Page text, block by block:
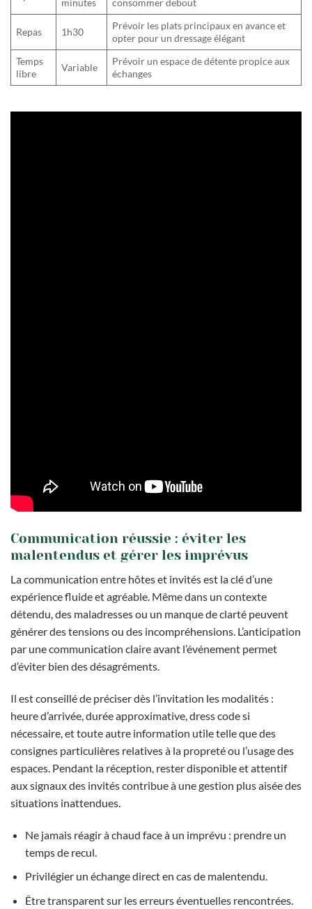
minutes consommer debout
Repas 1h30
Prévoir les plats principaux en avance et
opter pour un dressage élégant
Temps
libre
Variable
Prévoir un espace de détente propice aux
échanges
Communication réussie : éviter les
malentendus et gérer les imprévus
La communication entre hôtes et invités est la clé d’une
expérience fluide et agréable. Même dans un contexte
détendu, des maladresses ou un manque de clarté peuvent
générer des tensions ou des incompréhensions. L’anticipation
par une communication claire avant l’événement permet
d’éviter bien des désagréments.
Il est conseillé de préciser dès l’invitation les modalités :
heure d’arrivée, durée approximative, dress code si
nécessaire, et toute autre information utile telle que des
consignes particulières relatives à la propreté ou l’usage des
espaces. Pendant la réception, rester disponible et attentif
aux signaux des invités contribue à une gestion plus aisée des
situations inattendues.
Ne jamais réagir à chaud face à un imprévu : prendre un
temps de recul.
Privilégier un échange direct en cas de malentendu.
Être transparent sur les erreurs éventuelles rencontrées.